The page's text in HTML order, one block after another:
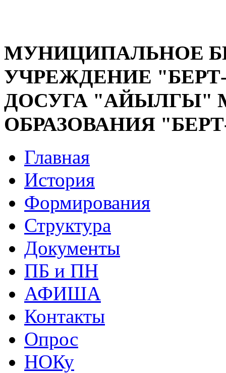
МУНИЦИПАЛЬНОЕ
УЧРЕЖДЕНИЕ
ДОСУГА "АЙЫЛГЫ"
ОБРАЗОВАНИЯ
Главная
История
Формирования
Структура
Документы
ПБ и ПН
АФИША
Контакты
Опрос
НОКу